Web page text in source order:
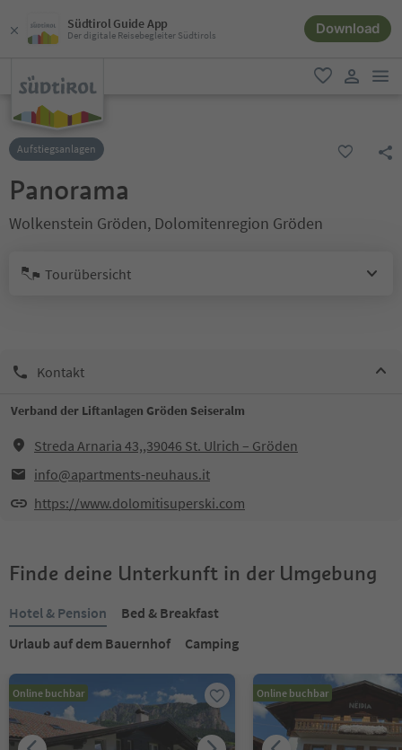
Südtirol Guide App
Der digitale Reisebegleiter Südtirols Download
favorit
Aufstiegsanlagen
Panorama
Wolkenstein Gröden, Dolomitenregion Gröden
Tourübersicht
Kontakt
Verband der Liftanlagen Gröden Seiseralm
Streda Arnaria 43,,39046 St. Ulrich – Gröden
info@apartments-neuhaus.it
https://www.dolomitisuperski.com
Finde deine Unterkunft in der Umgebung
Hotel & Pension
Bed & Breakfast
Urlaub auf dem Bauernhof
Camping
Online buchbar Online buchbar